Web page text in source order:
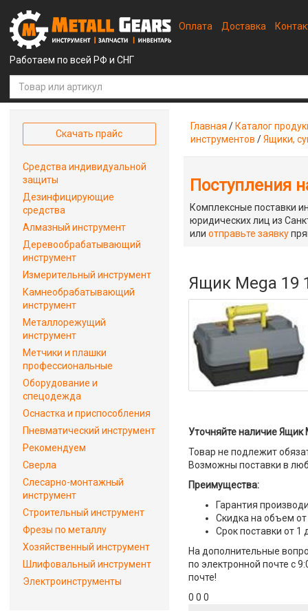
Работаем по всей РФ и СНГ
Оплата Доставка
Главная / Каталог
инструментов /Ящики,
Поступления
Комплексные поставки
юридических лиц из
илиотправьте заявку
Ящик Mega 19
Уточняйте наличие Ящик
Товар не подлежит
Возможны поставки в
Преимущества:
Гарантия
Скидка на объем от
Срок поставки от 1
На дополнительные
по электронной почте с
почте!
0 0 0
Скачать прайс
Средства индивидуальной
защиты
Дезинфицирующие
средства
Алмазный инструмент
Деревообрабатывающий
инструмент
Измерительный инструмент
Камнеобрабатывающий
инструмент
Металлорежущий
инструмент
Метчики и плашки
профессиональные
Оборудование и
спецодежда
Оснастка и приспособления
Пневматический инструмент
Рекомендуем
Сверла
Слесарно-монтажный
инструмент
Строительный инструмент
Фрезы по металлу
Хозяйственный инструмент
Шлифовальный инструмент
Электроинструменты